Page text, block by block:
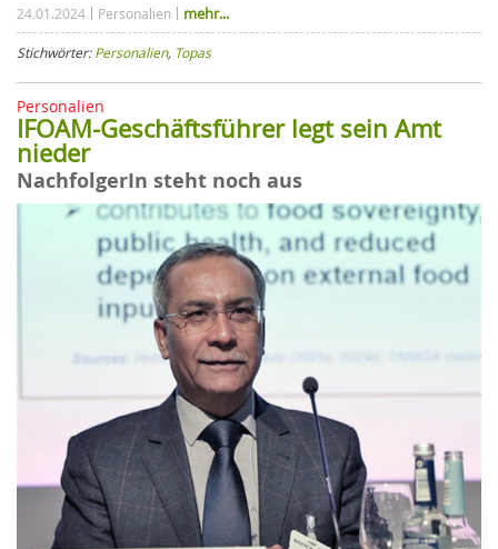
24.01.2024 Personalien mehr...
Stichwörter:Personalien, Topas
Personalien
IFOAM-Geschäftsführer legt sein Amt
nieder
NachfolgerIn steht noch aus